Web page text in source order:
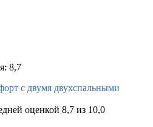
8,7
с двумя двухспальными
оценкой 8,7 из 10,0